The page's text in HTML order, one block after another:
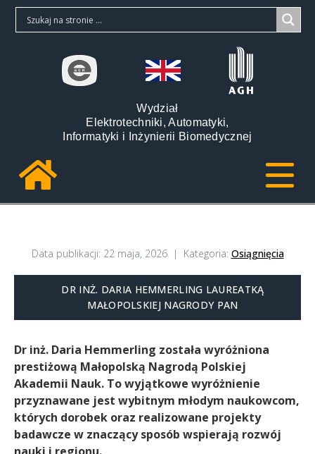
Wydział
Elektrotechniki, Automatyki,
Informatyki i Inżynierii Biomedycznej
Data publikacji: 22 maja, 2026 Kategoria: Osiągnięcia
DR INŻ. DARIA HEMMERLING LAUREATKĄ
MAŁOPOLSKIEJ NAGRODY PAN
Dr inż. Daria Hemmerling została wyróżniona
prestiżową Małopolską Nagrodą Polskiej
Akademii Nauk. To wyjątkowe wyróżnienie
przyznawane jest wybitnym młodym naukowcom,
których dorobek oraz realizowane projekty
badawcze w znaczący sposób wspierają rozwój